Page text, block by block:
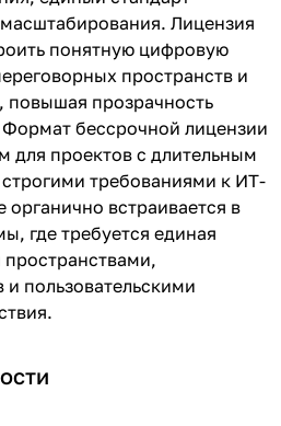
Лицензия
понятную цифровую
пространств и
повышая прозрачность
бессрочной лицензии
для проектов с длительным
требованиями к ИТ-
встраивается в
где требуется единая
пользовательскими